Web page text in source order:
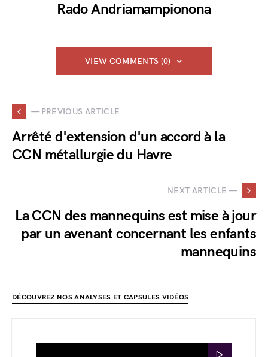
Rado Andriamampionona
VIEW COMMENTS (0)
— PREVIOUS ARTICLE
Arrêté d'extension d'un accord à la
CCN métallurgie du Havre
NEXT ARTICLE —
La CCN des mannequins est mise à jour
par un avenant concernant les enfants
mannequins
DÉCOUVREZ NOS ANALYSES ET CAPSULES VIDÉOS